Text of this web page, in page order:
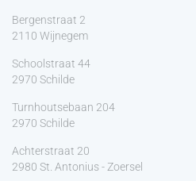
Bergenstraat 2
2110 Wijnegem
Schoolstraat 44
2970 Schilde
Turnhoutsebaan 204
2970 Schilde
Achterstraat 20
2980 St. Antonius - Zoersel